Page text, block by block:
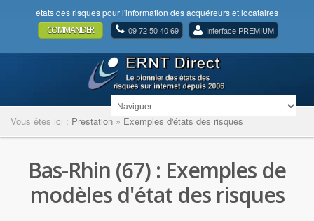
états des risques pour l'information des acquéreurs et locataires
COMMANDER
09 72 50 40 69 Interface PREMIUM
Vous êtes ici : Prestation » Exemples d'états des risques
Bas-Rhin (67) : Exemples de
modèles d'état des risques